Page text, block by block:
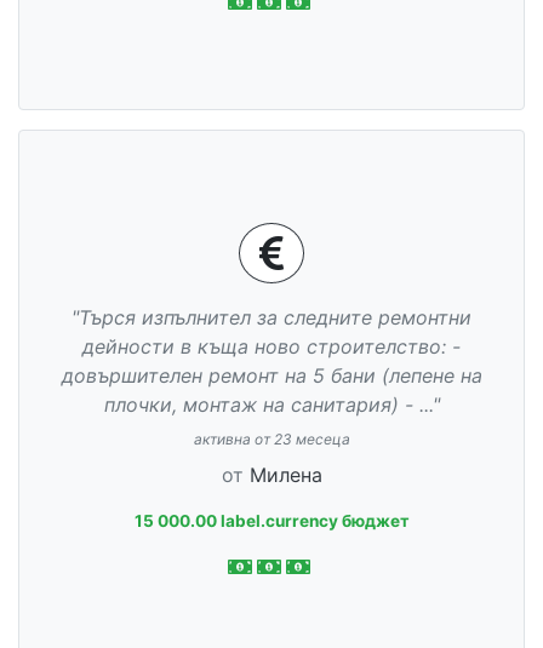
"Търся изпълнител за следните ремонтни
дейности в къща ново строителство: -
довършителен ремонт на 5 бани (лепене на
плочки, монтаж на санитария) - ..."
активна от 23 месеца
от Милена
15 000.00 label.currency бюджет